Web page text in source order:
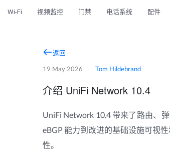
Wi-Fi 视频监控 门禁 电话系统 配件
返回
19 May 2026 Tom Hildebrand
介绍 UniFi Network 10.4
UniFi Network 10.4 带来了路由、
eBGP 能力到改进的基础设施可视
性。